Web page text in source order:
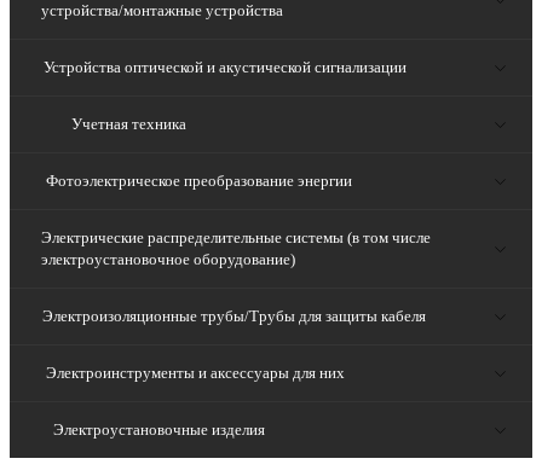
устройства/монтажные устройства
Устройства оптической и акустической сигнализации
Учетная техника
Фотоэлектрическое преобразование энергии
Электрические распределительные системы (в том числе
электроустановочное оборудование)
Электроизоляционные трубы/Трубы для защиты кабеля
Электроинструменты и аксессуары для них
Электроустановочные изделия